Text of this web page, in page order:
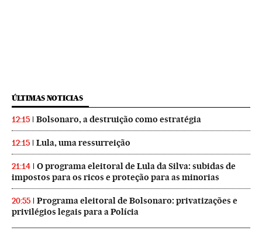
ÚLTIMAS NOTICIAS
12:15 Bolsonaro, a destruição como estratégia
12:15 Lula, uma ressurreição
21:14
O programa eleitoral de Lula da Silva: subidas de
impostos para os ricos e proteção para as minorias
20:55
Programa eleitoral de Bolsonaro: privatizações e
privilégios legais para a Polícia